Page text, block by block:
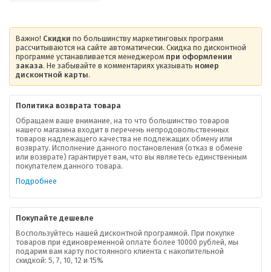
Важно! Скидки по большинству маркетинговых программ
рассчитываются на сайте автоматически. Скидка по дисконтной
программе устанавливается менеджером при оформлении
заказа. Не забывайте в комментариях указывать номер
дисконтной карты.
Политика возврата товара
Обращаем ваше внимание, на то что большинство товаров
нашего магазина входит в перечень непродовольственных
товаров надлежащего качества не подлежащих обмену или
возврату. Исполнение данного постановления (отказ в обмене
или возврате) гарантирует вам, что вы являетесь единственным
покупателем данного товара.
Подробнее
Покупайте дешевле
Воспользуйтесь нашей дисконтной программой. При покупке
товаров при единовременной оплате более 10000 рублей, мы
подарим вам карту постоянного клиента с накопительной
скидкой: 5, 7, 10, 12 и 15%
О компании
Ваша скидка
Контактная информация
В помощь покупателю